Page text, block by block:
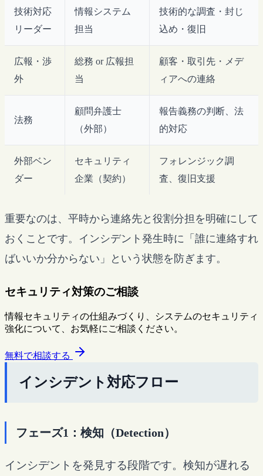
技術対応
リーダー
情報システム
担当
技術的な調査・封じ
込め・復旧
広報・渉
外
総務 or 広報担
当
顧客・取引先・メデ
ィアへの連絡
法務
顧問弁護士
（外部）
報告義務の判断、法
的対応
外部ベン
ダー
セキュリティ
企業（契約）
フォレンジック調
査、復旧支援
重要なのは、平時から連絡先と役割分担を明確にして
おくことです。インシデント発生時に「誰に連絡すれ
ばいいか分からない」という状態を防ぎます。
セキュリティ対策のご相談
情報セキュリティの仕組みづくり、システムのセキュリティ
強化について、お気軽にご相談ください。
無料で相談する
インシデント対応フロー
フェーズ1：検知（Detection）
インシデントを発見する段階です。検知が遅れる